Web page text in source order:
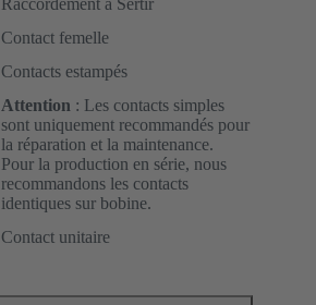
Raccordement à Sertir
Contact femelle
Contacts estampés
Attention : Les contacts simples
sont uniquement recommandés pour
la réparation et la maintenance.
Pour la production en série, nous
recommandons les contacts
identiques sur bobine.
Contact unitaire